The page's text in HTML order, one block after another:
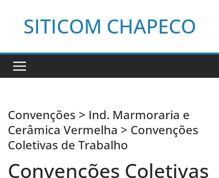
SITICOM CHAPECO
Convenções > Ind. Marmoraria e
Cerâmica Vermelha > Convenções
Coletivas de Trabalho
Convenções Coletivas